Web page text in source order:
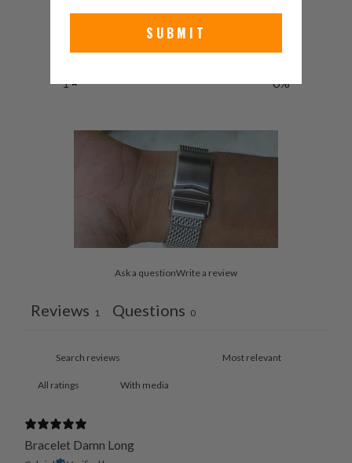
0%
1
0%
Ask a questionWrite a review
Reviews 1 Questions 0
With media
Bracelet Damn Long
SUBMIT